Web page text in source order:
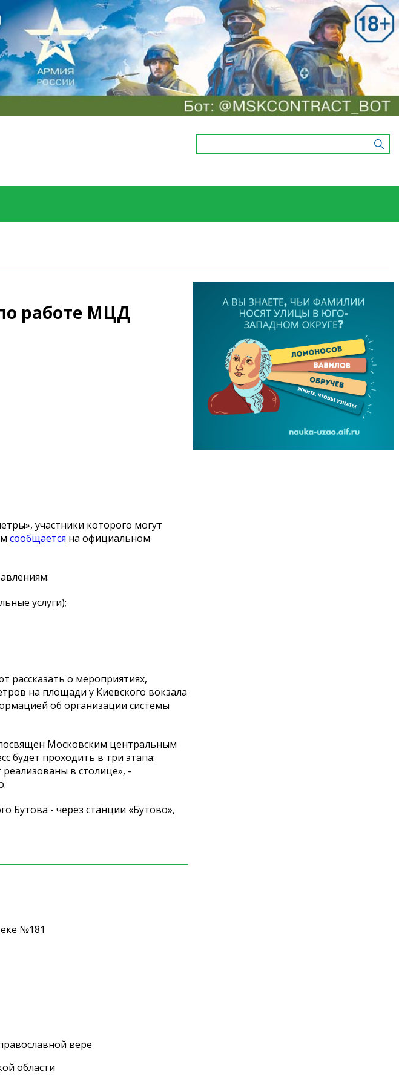
работе МЦД
участники которого могут
сообщается на официальном
услуги);
рассказать о мероприятиях,
на площади у Киевского вокзала
об организации системы
Московским центральным
будет проходить в три этапа:
в столице», -
- через станции «Бутово»,
№181
вере
области